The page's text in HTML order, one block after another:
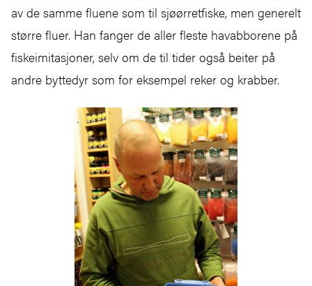
av de samme fluene som til sjøørretfiske, men generelt
større fluer. Han fanger de aller fleste havabborene på
fiskeimitasjoner, selv om de til tider også beiter på
andre byttedyr som for eksempel reker og krabber.